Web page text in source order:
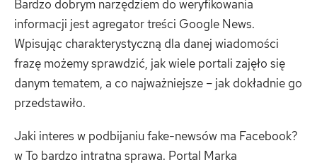
Bardzo dobrym narzędziem do weryfikowania
informacji jest agregator treści Google News.
Wpisując charakterystyczną dla danej wiadomości
frazę możemy sprawdzić, jak wiele portali zajęło się
danym tematem, a co najważniejsze – jak dokładnie go
przedstawiło.
Jaki interes w podbijaniu fake-newsów ma Facebook?
w To bardzo intratna sprawa. Portal Marka